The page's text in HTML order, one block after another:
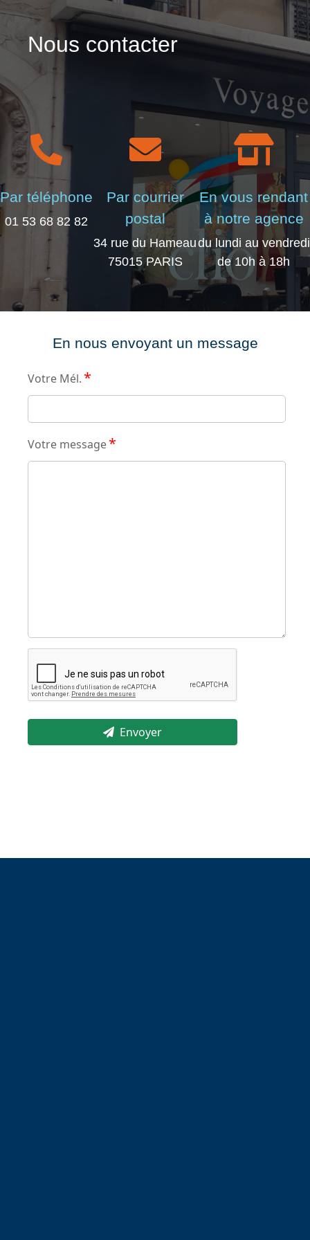
Nous contacter
Par téléphone
01 53 68 82 82
Par courrier
postal
34 rue du Hameau
75015 PARIS
En vous rendant
à notre agence
du lundi au vendredi
de 10h à 18h
En nous envoyant un message
Votre Mél. *
Votre message*
Envoyer